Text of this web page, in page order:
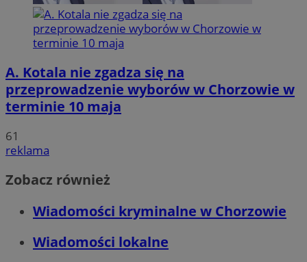
A. Kotala nie zgadza się na
przeprowadzenie wyborów w Chorzowie w
terminie 10 maja
61
reklama
Zobacz również
Wiadomości kryminalne w Chorzowie
Wiadomości lokalne